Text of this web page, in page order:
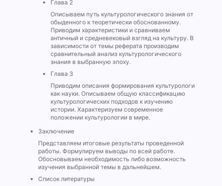
Глава 2
Описываем путь культурологического знания от
обыденного к теоретически обоснованному.
Приводим характеристики и сравниваем
античный и средневековый взгляд на культуру. В
зависимости от темы реферата производим
сравнительный анализ культурологического
знания в выбранную эпоху.
Глава 3
Приводим описания формирования культурологи
как науки. Описываем общую классификацию
культурологических подходов к изучению
истории. Характеризуем современное
положении культурологии в мире.
Заключение
Представляем итоговые результаты проведенной
работы. Формулируем выводы по всей работе.
Обосновываем необходимость либо возможность
изучения выбранной темы в дальнейшем.
Список литературы